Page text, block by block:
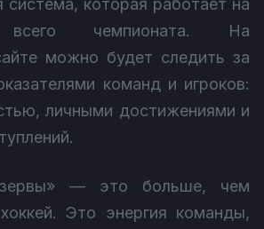
система, которая работает на
всего чемпионата. На
можно будет следить за
команд и игроков:
личными достижениями и
— это больше, чем
Это энергия команды,